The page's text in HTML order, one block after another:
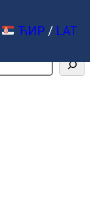
ЋИР / LAT